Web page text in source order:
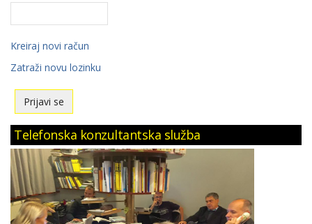
Kreiraj novi račun
Zatraži novu lozinku
Telefonska konzultantska služba